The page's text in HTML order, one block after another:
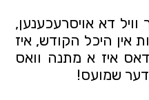
דא אויסרעכענען,
אין היכל הקודש, איז
איז א מתנה וואס
שמועס!